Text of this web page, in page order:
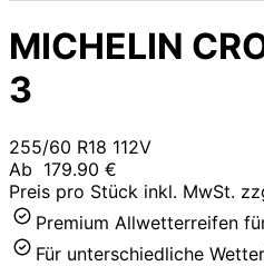
MICHELIN
3
255/60 R18 112V
Ab 179.90 €
Preis pro Stück inkl. MwSt.
Premium Allwetterreifen
Für unterschiedliche